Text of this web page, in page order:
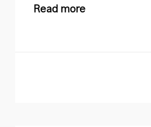
Read more